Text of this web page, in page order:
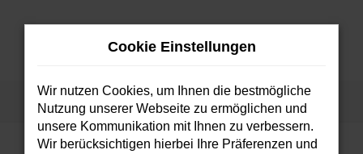
Zum
Startseite Fahrzeugsuche
Cookie Einstellungen
Wir nutzen Cookies, um Ihnen die bestmögliche
Nutzung unserer Webseite zu ermöglichen und
unsere Kommunikation mit Ihnen zu verbessern.
Wir berücksichtigen hierbei Ihre Präferenzen und